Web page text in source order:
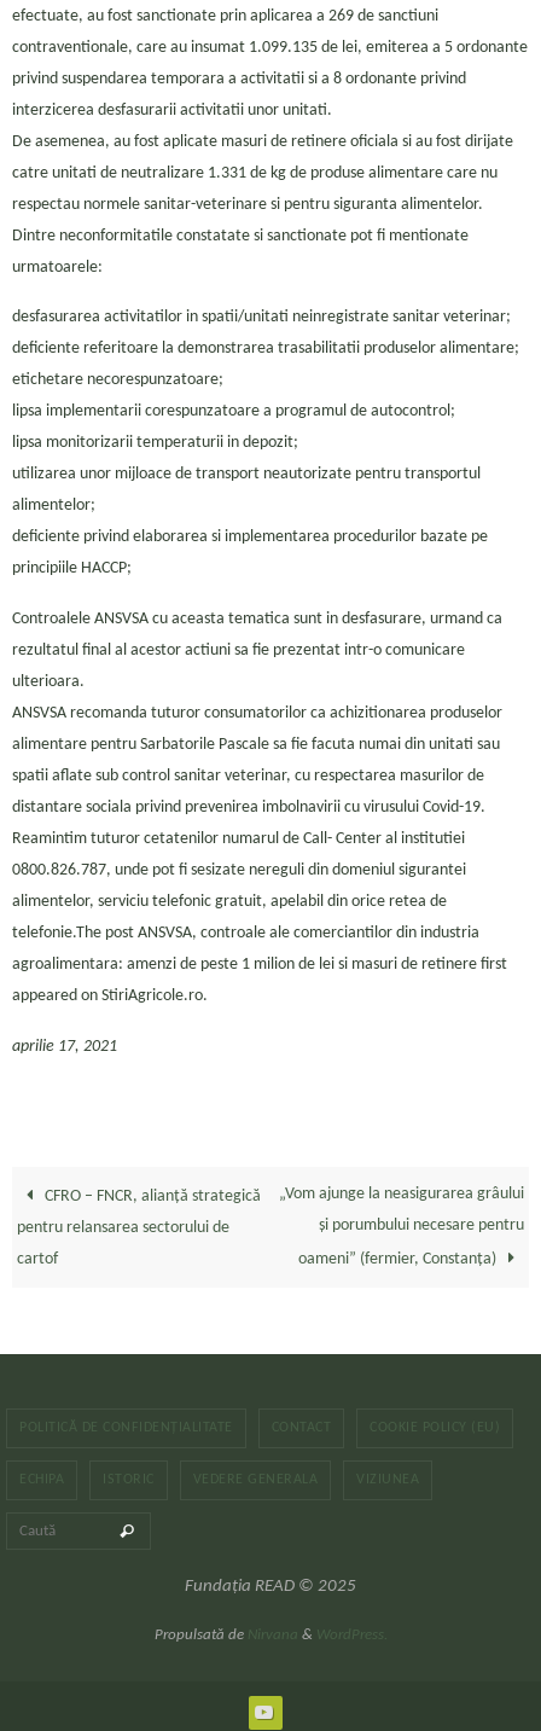
efectuate, au fost sanctionate prin aplicarea a 269 de sanctiuni
contraventionale, care au insumat 1.099.135 de lei, emiterea a 5 ordonante
privind suspendarea temporara a activitatii si a 8 ordonante privind
interzicerea desfasurarii activitatii unor unitati.
De asemenea, au fost aplicate masuri de retinere oficiala si au fost dirijate
catre unitati de neutralizare 1.331 de kg de produse alimentare care nu
respectau normele sanitar-veterinare si pentru siguranta alimentelor.
Dintre neconformitatile constatate si sanctionate pot fi mentionate
urmatoarele:
desfasurarea activitatilor in spatii/unitati neinregistrate sanitar veterinar;
deficiente referitoare la demonstrarea trasabilitatii produselor alimentare;
etichetare necorespunzatoare;
lipsa implementarii corespunzatoare a programul de autocontrol;
lipsa monitorizarii temperaturii in depozit;
utilizarea unor mijloace de transport neautorizate pentru transportul
alimentelor;
deficiente privind elaborarea si implementarea procedurilor bazate pe
principiile HACCP;
Controalele ANSVSA cu aceasta tematica sunt in desfasurare, urmand ca
rezultatul final al acestor actiuni sa fie prezentat intr-o comunicare
ulterioara.
ANSVSA recomanda tuturor consumatorilor ca achizitionarea produselor
alimentare pentru Sarbatorile Pascale sa fie facuta numai din unitati sau
spatii aflate sub control sanitar veterinar, cu respectarea masurilor de
distantare sociala privind prevenirea imbolnavirii cu virusului Covid-19.
Reamintim tuturor cetatenilor numarul de Call- Center al institutiei
0800.826.787, unde pot fi sesizate nereguli din domeniul sigurantei
alimentelor, serviciu telefonic gratuit, apelabil din orice retea de
telefonie.The post ANSVSA, controale ale comerciantilor din industria
agroalimentara: amenzi de peste 1 milion de lei si masuri de retinere first
appeared on StiriAgricole.ro.
aprilie 17, 2021
CFRO – FNCR, alianță strategică
pentru relansarea sectorului de
cartof
„Vom ajunge la neasigurarea grâului
şi porumbului necesare pentru
oameni” (fermier, Constanța)
POLITICĂ DE CONFIDENȚIALITATE CONTACT COOKIE POLICY (EU)
ECHIPA ISTORIC VEDERE GENERALA VIZIUNEA
Caută
Fundația READ © 2025
Propulsată de Nirvana & WordPress.